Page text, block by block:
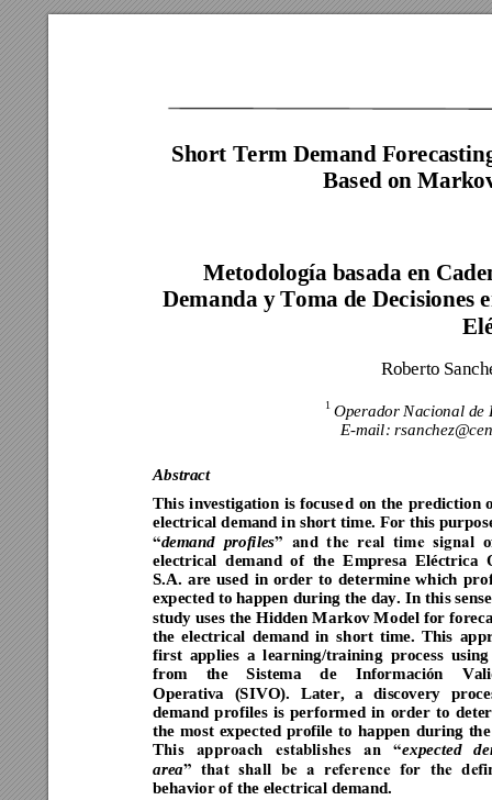
Short Term Demand Forec
Based on Mark
Metodología basada en
Demanda y Toma de Decisiones
Roberto
1 Operador Nacional de
E-mail: rsan
Abstract
This investigation is focused on the prediction
electrical demand in short time. For this
“demand profiles” and the real time signal
electrical demand of the Empresa Eléctrica
S.A. are used in order to determine which
expected to happen during the day. In this
study uses the Hidden Markov Model for f
the electrical demand in short time. This
first applies a learning/training process using
from
the Sistema de Información
Operativa (SIVO). Later, a discovery
demand profiles is performed in order to
the most expected profile to happen during
This approach establishes an “expected
area” that shall be a reference for the
behavior of the electrical demand.